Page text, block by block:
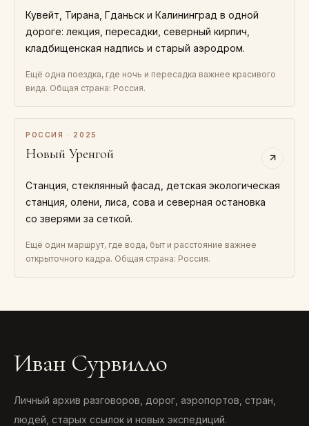
Кувейт, Тирана, Гданьск и Калининград в одной
дороге: лекция, пересадки, северный кирпич,
кладбищенская надпись и старый аэродром.
Ещё одна поездка, где ночь и пересадка важнее красивого
вида. Общая страна: Россия.
РОССИЯ · 2025
Новый Уренгой
Станция, стеклянный фасад, детская экологическая
станция, олени, лиса, сова и северная остановка
со зверями за сеткой.
Ещё один маршрут, где вода, быт и расстояние важнее
открыточного кадра. Общая страна: Россия.
Иван Сурвилло
Личный архив разговоров, дорог, аэропортов, стран,
людей, старых ссылок и новых экспедиций.